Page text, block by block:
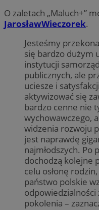
O zaletach „Maluch+”
JarosławWieczorek.
Jesteśmy
się bardzo dużym
instytucji
publicznych, ale
uciesze i
aktywizować się
bardzo cenne nie
wychowawczego,
widzenia rozwoju
jest naprawdę
najmłodszych. Po
dochodzą kolejne
celu osłonę
państwo polskie
odpowiedzialności
pokolenia –